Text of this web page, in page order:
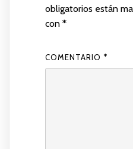
obligatorios están
con *
COMENTARIO *